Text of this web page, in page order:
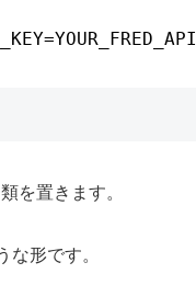
を置きます。
な形です。